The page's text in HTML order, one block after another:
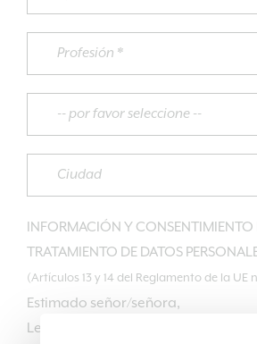
INFORMACIÓN Y CONSENTIMIENTO
TRATAMIENTO DE DATOS
(Artículos 13 y 14 del Reglamento de la UE
Estimado señor/señora,
Le informamos que el Reglamento